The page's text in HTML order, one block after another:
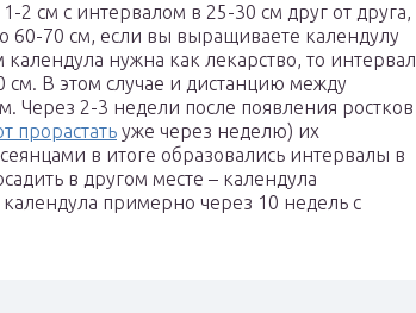
2 см с интервалом в 25-30 см друг от друга,
60-70 см, если вы выращиваете календулу
нужна как лекарство, то интервал
В этом случае и дистанцию между
Через 2-3 недели после появления ростков
прорастать уже через неделю) их
в итоге образовались интервалы в
в другом месте – календула
примерно через 10 недель с